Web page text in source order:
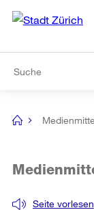
Navigation
[no
Seite vorlesen